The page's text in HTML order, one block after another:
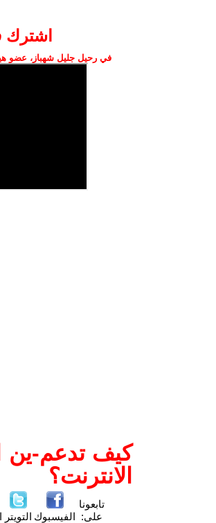
اشترك
في رحيل جليل شهباز، عضو
كيف تدعم-ين
الانترنت؟
تابعونا
على: الفيسبوك التويتر